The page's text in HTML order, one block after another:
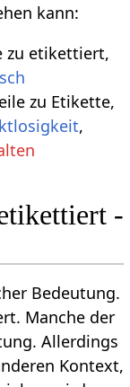
kann:
zu etikettiert,
zu Etikette,
,
-
Bedeutung.
Manche der
Allerdings
Kontext,